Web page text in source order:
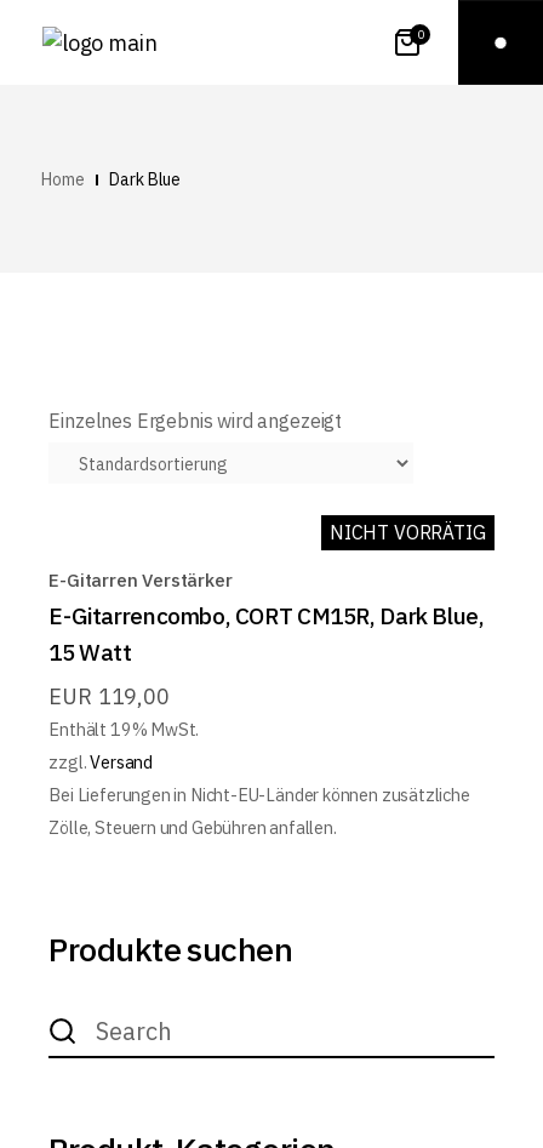
0
Home Dark Blue
Einzelnes Ergebnis wird angezeigt
NICHT VORRÄTIG
E-Gitarren Verstärker
E-Gitarrencombo, CORT CM15R, Dark Blue,
15 Watt
EUR 119,00
Enthält 19% MwSt.
zzgl.Versand
Bei Lieferungen in Nicht-EU-Länder können zusätzliche
Zölle, Steuern und Gebühren anfallen.
Produkte suchen
Search
for: